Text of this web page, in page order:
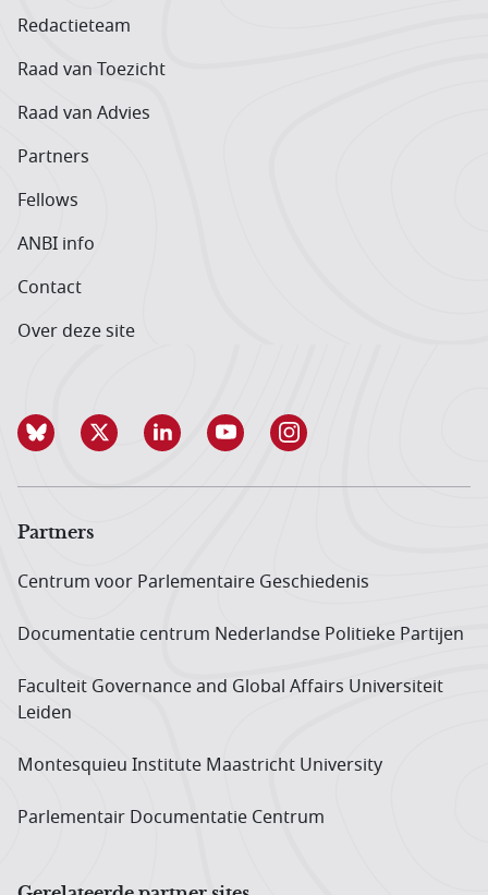
Redactieteam
Raad van Toezicht
Raad van Advies
Partners
Fellows
ANBI info
Contact
Over deze site
Partners
Centrum voor Parlementaire Geschiedenis
Documentatie centrum Neder­landse Politieke Partijen
Faculteit Governance and Global Affairs Universiteit
Leiden
Montesquieu Institute Maastricht University
Parlementair Documentatie Centrum